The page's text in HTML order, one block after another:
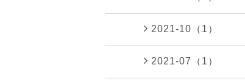
2021-10（1）
2021-07（1）